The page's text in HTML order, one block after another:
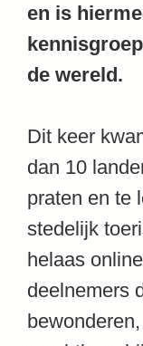
en is
de wereld.
Dit keer
dan 10
praten en te
stedelijk
helaas
deelnemers